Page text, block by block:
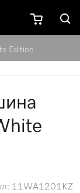
Edition
11WA1201KZ